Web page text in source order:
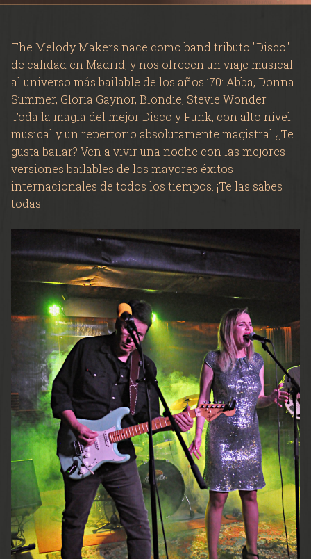
The Melody Makers nace como band tributo "Disco"
de calidad en Madrid, y nos ofrecen un viaje musical
al universo más bailable de los años ’70: Abba, Donna
Summer, Gloria Gaynor, Blondie, Stevie Wonder…
Toda la magia del mejor Disco y Funk, con alto nivel
musical y un repertorio absolutamente magistral ¿Te
gusta bailar? Ven a vivir una noche con las mejores
versiones bailables de los mayores éxitos
internacionales de todos los tiempos. ¡Te las sabes
todas!